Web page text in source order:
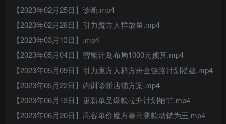
【2023年02月25日】诊断.mp4
【2023年02月28日】引力魔方人群放量.mp4
【2023年03月13日】.mp4
【2023年05月04日】智能计划布局1000元预算.mp4
【2023年05月09日】引力魔方人群方舟全链路计划搭建.mp4
【2023年05月22日】内训诊断店铺方案.mp4
【2023年06月13日】更新单品爆款拉升计划细节.mp4
【2023年06月20日】高客单价魔方赛马测款动销为王.mp4